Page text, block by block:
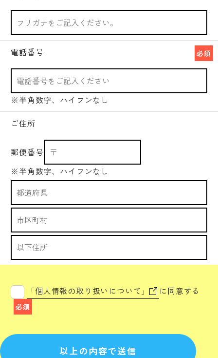
電話番号 必須
※半角数字、ハイフンなし
ご住所
郵便番号
※半角数字、ハイフンなし
「個人情報の取り扱いについて」 に同意する
必須
以上の内容で送信